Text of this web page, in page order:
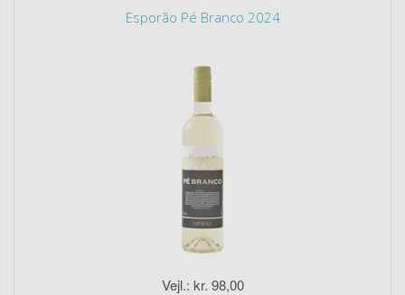
Esporão Pé Branco 2024
Vejl.: kr. 98,00